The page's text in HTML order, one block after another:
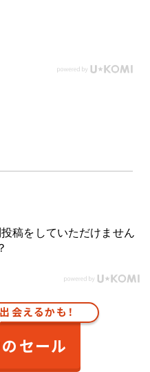
稿をしていただけません
会えるかも！
セール